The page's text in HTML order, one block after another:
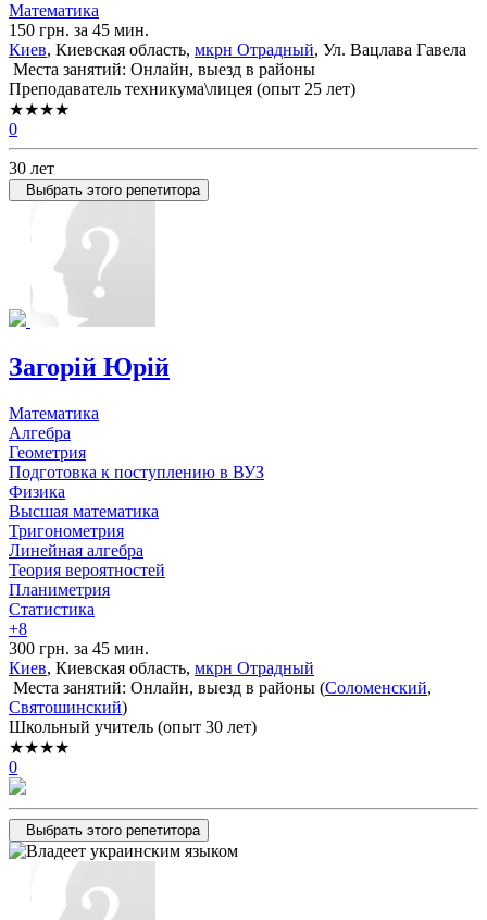
Математика
150 грн. за 45 мин.
Киев, Киевская область, мкрн Отрадный, Ул. Вацлава Гавела
Места занятий: Онлайн, выезд в районы
Преподаватель техникума\лицея (опыт 25 лет)
★★★★
0
30 лет
Выбрать этого репетитора
Загорій Юрій
Математика
Алгебра
Геометрия
Подготовка к поступлению в ВУЗ
Физика
Высшая математика
Тригонометрия
Линейная алгебра
Теория вероятностей
Планиметрия
Статистика
+8
300 грн. за 45 мин.
Киев, Киевская область, мкрн Отрадный
Места занятий: Онлайн, выезд в районы (Соломенский,
Святошинский)
Школьный учитель (опыт 30 лет)
★★★★
0
Выбрать этого репетитора